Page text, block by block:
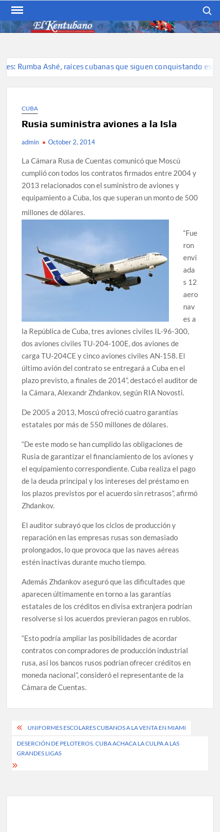
Skip
content
hispana de Kentucky
Rumba Ashé, raíces cubanas que siguen conquistando
CUBA
Rusia suministra aviones a la Isla
admin October 2, 2014
La Cámara Rusa de Cuentas comunicó que Moscú
cumplió con todos los contratos firmados entre 2004 y
2013 relacionados con el suministro de aviones y
equipamiento a Cuba, los que superan un monto de 500
millones de dólares.
“Fue
ron
envi
ada
s 12
aero
nav
es a
la República de Cuba, tres aviones civiles IL-96-300,
dos aviones civiles TU-204-100E, dos aviones de
carga TU-204CE y cinco aviones civiles AN-158. El
último avión del contrato se entregará a Cuba en el
plazo previsto, a finales de 2014”, destacó el auditor de
la Cámara, Alexandr Zhdankov, según RIA Novosti.
De 2005 a 2013, Moscú ofreció cuatro garantías
estatales por más de 550 millones de dólares.
“De este modo se han cumplido las obligaciones de
Rusia de garantizar el financiamiento de los aviones y
el equipamiento correspondiente. Cuba realiza el pago
de la deuda principal y los intereses del préstamo en
los plazos previstos por el acuerdo sin retrasos”, afirmó
Zhdankov.
El auditor subrayó que los ciclos de producción y
reparación en las empresas rusas son demasiado
prolongados, lo que provoca que las naves aéreas
estén inactivas durante mucho tiempo.
Además Zhdankov aseguró que las dificultades que
aparecen últimamente en torno a las garantías
estatales de los créditos en divisa extranjera podrían
resolverse si los acuerdos previeran pagos en rublos.
“Esto podría ampliar las posibilidades de acordar
contratos con compradores de producción industrial
rusa, así los bancos rusos podrían ofrecer créditos en
moneda nacional”, consideró el representante de la
Cámara de Cuentas.
Post
navigation
UNIFORMES ESCOLARES CUBANOS A LA VENTA EN MIAMI
DESERCIÓN DE PELOTEROS. CUBA ACHACA LA CULPA A LAS
GRANDES LIGAS